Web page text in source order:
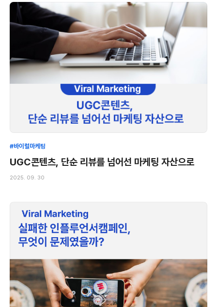
#바이럴마케팅
UGC콘텐츠, 단순 리뷰를 넘어선 마케팅 자산으로
2025. 09. 30